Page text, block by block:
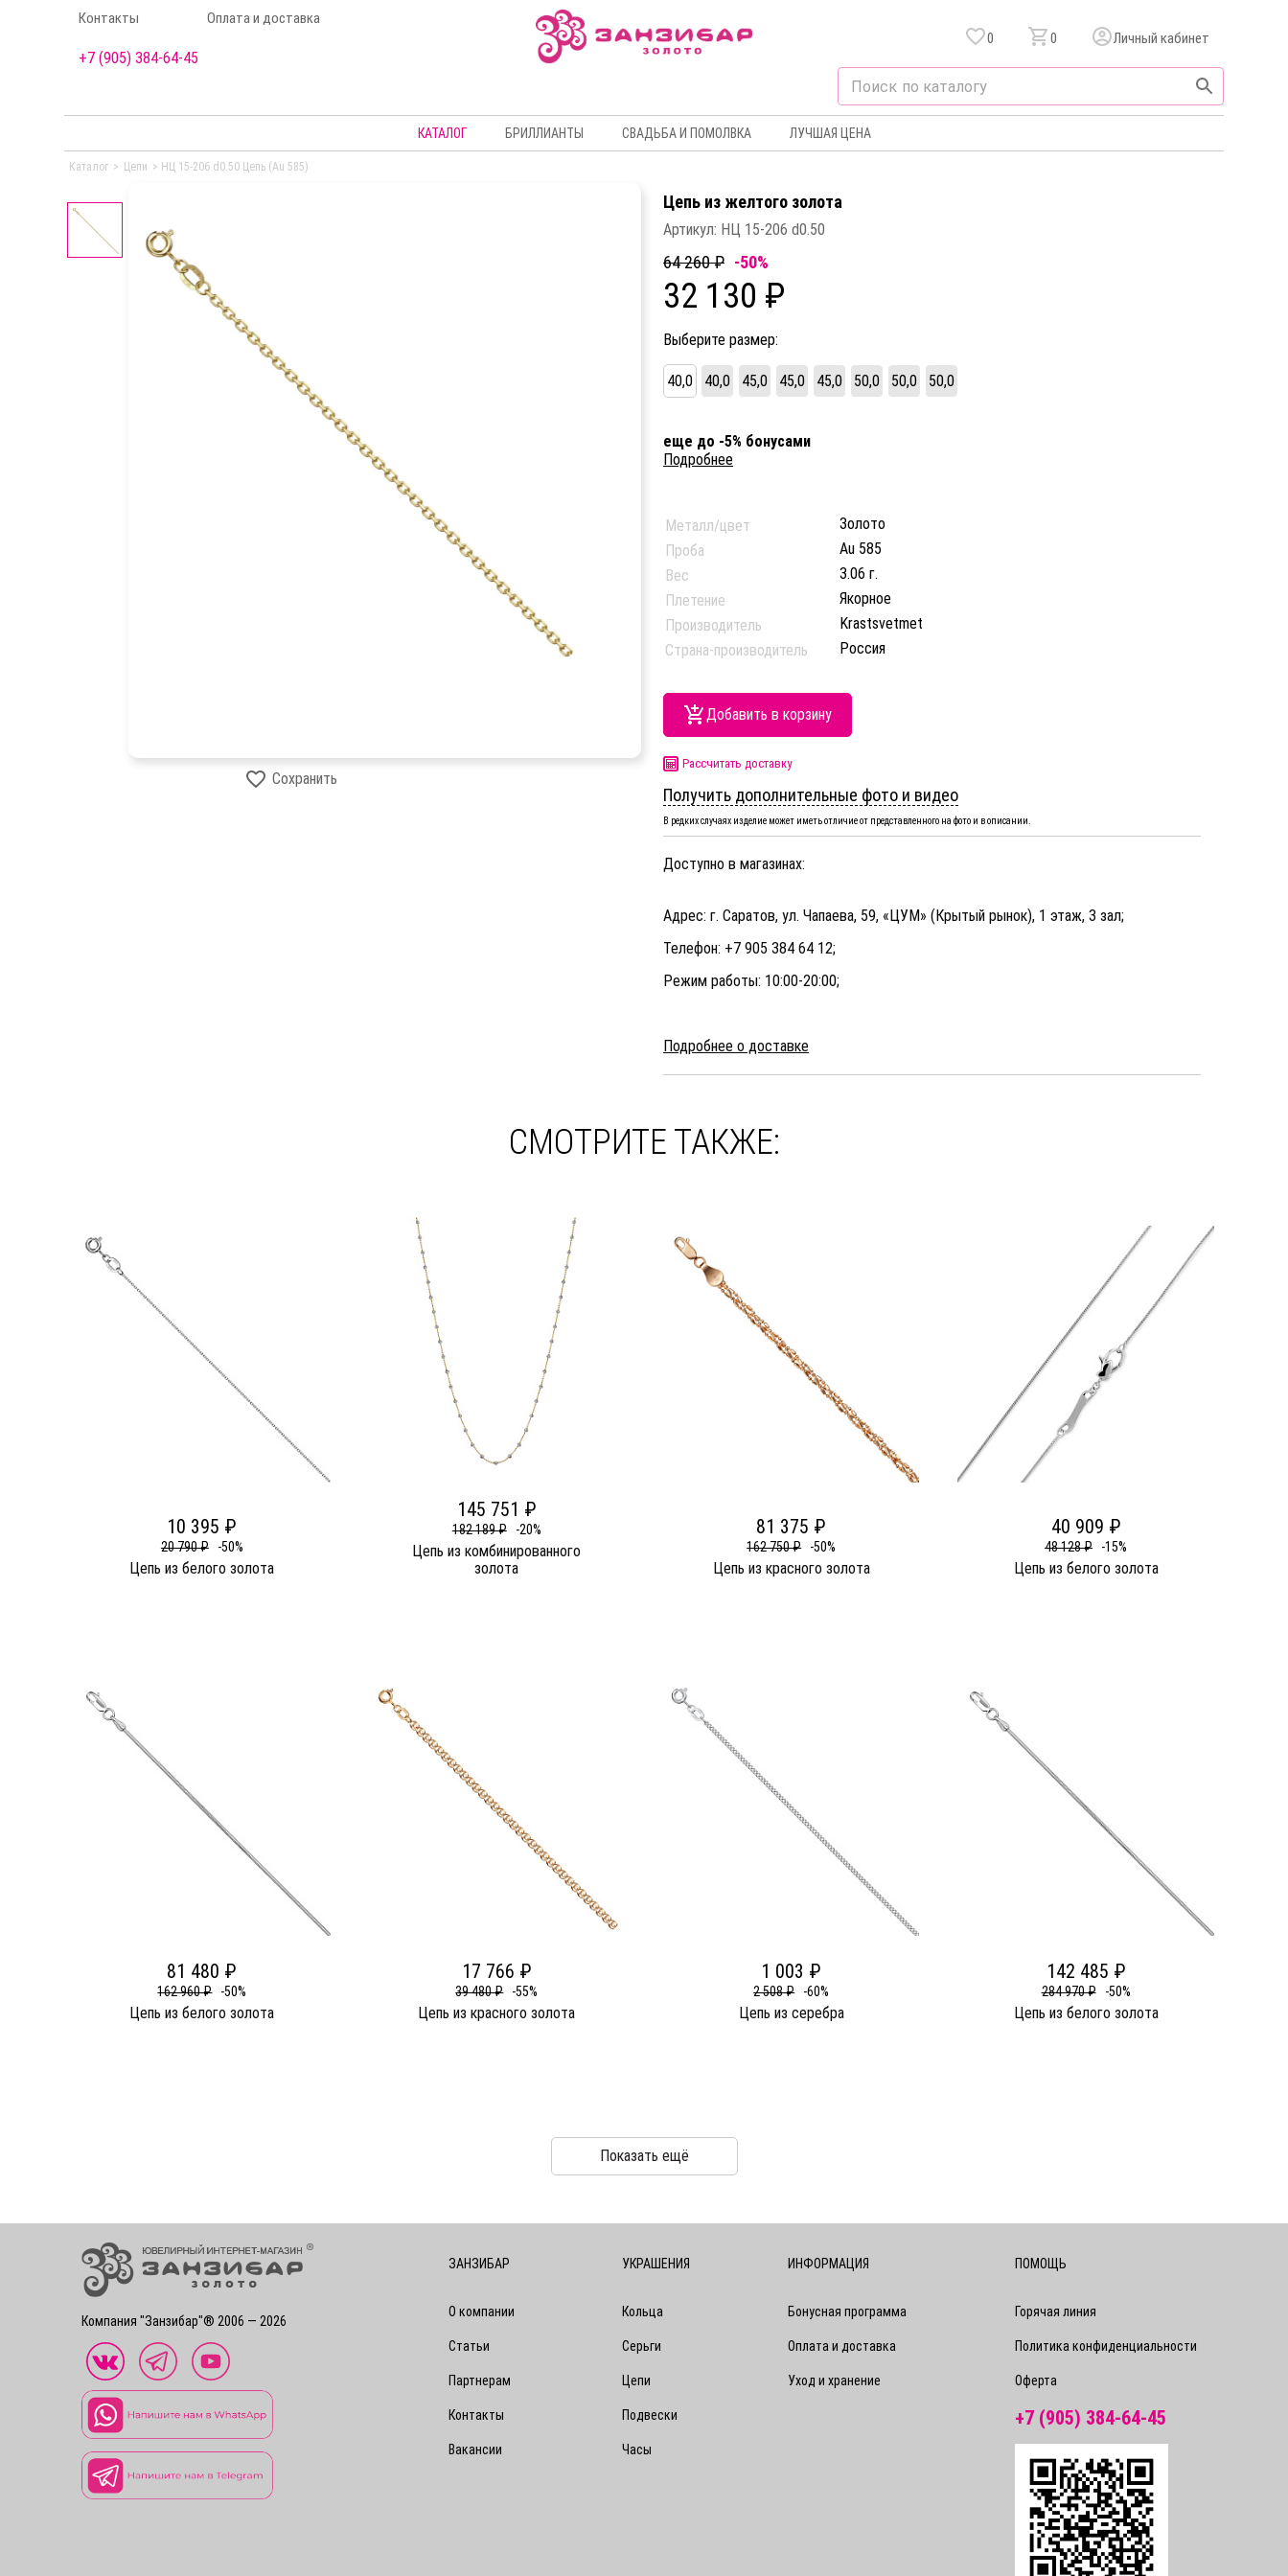
Контакты Оплата и доставка
+7 (905) 384-64-45
0 0 Личный кабинет
КАТАЛОГ БРИЛЛИАНТЫ СВАДЬБА И ПОМОЛВКА ЛУЧШАЯ ЦЕНА
Каталог > Цепи > НЦ 15-206 d0.50 Цепь (Au 585)
Сохранить
Цепь из желтого золота
Артикул: НЦ 15-206 d0.50
64 260 ₽ -50%
32 130 ₽
Выберите размер:
40,0 40,0 45,0 45,0 45,0 50,0 50,0 50,0
еще до -5% бонусами
Подробнее
Металл/цвет
Золото
Проба
Au 585
Вес
3.06 г.
Плетение
Якорное
Производитель
Krastsvetmet
Страна-производитель
Россия
Добавить в корзину
Рассчитать доставку
Получить дополнительные фото и видео
В редких случаях изделие может иметь отличие от представленного на фото и в описании.
Доступно в магазинах:
Адрес: г. Саратов, ул. Чапаева, 59, «ЦУМ» (Крытый рынок), 1 этаж, 3 зал;
Телефон: +7 905 384 64 12;
Режим работы: 10:00-20:00;
Подробнее о доставке
СМОТРИТЕ ТАКЖЕ:
10 395 ₽
20 790 ₽ -50%
Цепь из белого золота
145 751 ₽
182 189 ₽ -20%
Цепь из комбинированного
золота
81 375 ₽
162 750 ₽ -50%
Цепь из красного золота
40 909 ₽
48 128 ₽ -15%
Цепь из белого золота
81 480 ₽
162 960 ₽ -50%
Цепь из белого золота
17 766 ₽
39 480 ₽ -55%
Цепь из красного золота
1 003 ₽
2 508 ₽ -60%
Цепь из серебра
142 485 ₽
284 970 ₽ -50%
Цепь из белого золота
Показать ещё
Компания "Занзибар"® 2006 — 2026
ЗАНЗИБАР
О компании
Статьи
Партнерам
Контакты
Вакансии
УКРАШЕНИЯ
Кольца
Серьги
Цепи
Подвески
Часы
ИНФОРМАЦИЯ
Бонусная программа
Оплата и доставка
Уход и хранение
ПОМОЩЬ
Горячая линия
Политика конфиденциальности
Оферта
+7 (905) 384-64-45